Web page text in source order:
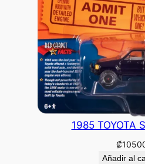
1985 TOYOTA
₡
Añadir al